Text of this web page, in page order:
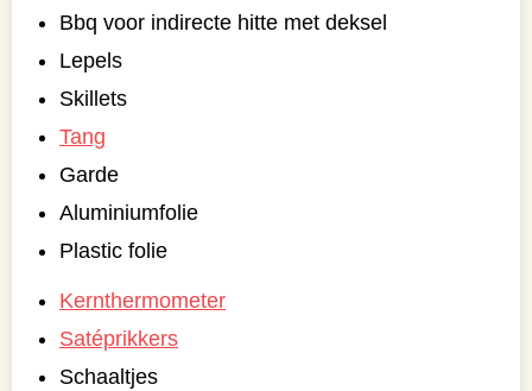
Bbq voor indirecte hitte met deksel
Lepels
Skillets
Tang
Garde
Aluminiumfolie
Plastic folie
Kernthermometer
Satéprikkers
Schaaltjes